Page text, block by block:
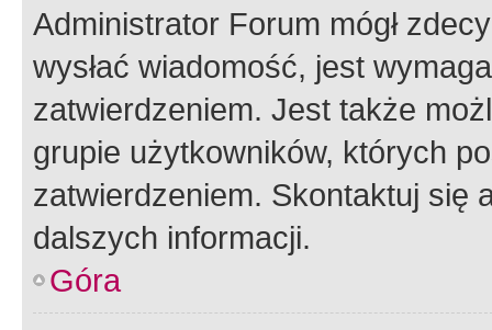
Administrator Forum mógł
wysłać wiadomość, jest
zatwierdzeniem. Jest także
grupie użytkowników, których
zatwierdzeniem. Skontaktuj się
dalszych informacji.
Góra